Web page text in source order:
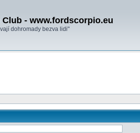
- www.fordscorpio.eu
dohromady bezva lidi"